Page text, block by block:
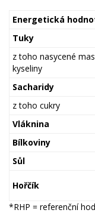
Energetická
Tuky
z toho nasycené
kyseliny
Sacharidy
z toho cukry
Vláknina
Bílkoviny
Sůl
Hořčík
*RHP = referenční